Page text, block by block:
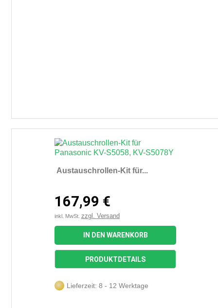
Austauschrollen-Kit für...
167,99 €
inkl. MwSt. zzgl. Versand
IN DEN WARENKORB
PRODUKTDETAILS
Lieferzeit: 8 - 12 Werktage